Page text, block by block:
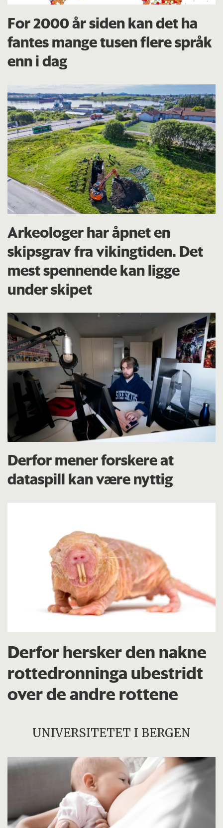
For 2000 år siden kan det ha
fantes mange tusen flere språk
enn i dag
Arkeologer har åpnet en
skipsgrav fra vikingtiden. Det
mest spennende kan ligge
under skipet
Derfor mener forskere at
dataspill kan være nyttig
Derfor hersker den nakne
rottedronninga ubestridt
over de andre rottene
UNIVERSITETET I BERGEN